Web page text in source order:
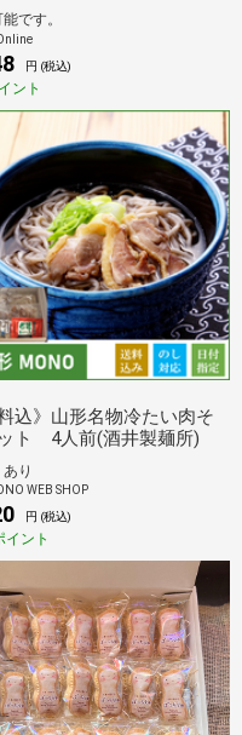
です。
円 (税込)
ント
料込》山形名物冷たい肉そ
ト 4人前(酒井製麺所)
り
WEB SHOP
円 (税込)
イント